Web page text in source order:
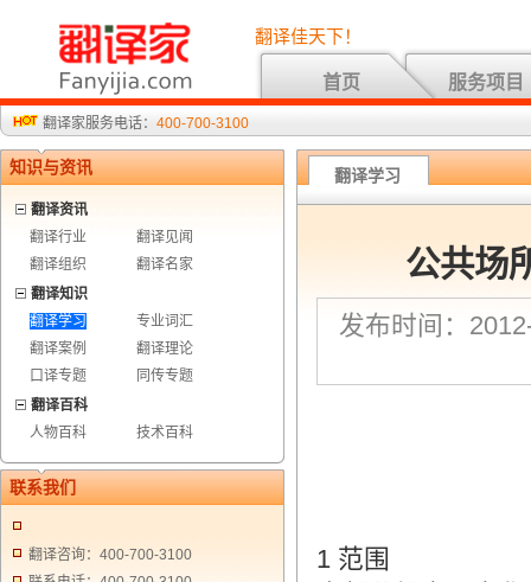
翻译佳天下！
首页 服务项目
翻译家服务电话： 400-700-3100
知识与资讯
翻译资讯
翻译行业
翻译见闻
翻译组织
翻译名家
翻译知识
翻译学习
专业词汇
翻译案例
翻译理论
口译专题
同传专题
翻译百科
人物百科
技术百科
联系我们
翻译咨询：400-700-3100
翻译学习
公共场
发布时间：
1 范围